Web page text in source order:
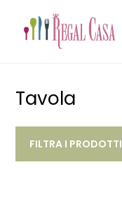
Tavola
FILTRA I PRODOTTI